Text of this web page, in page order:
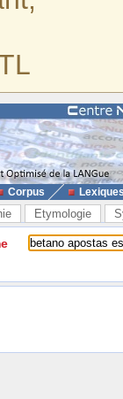
Corpus
Etymologie